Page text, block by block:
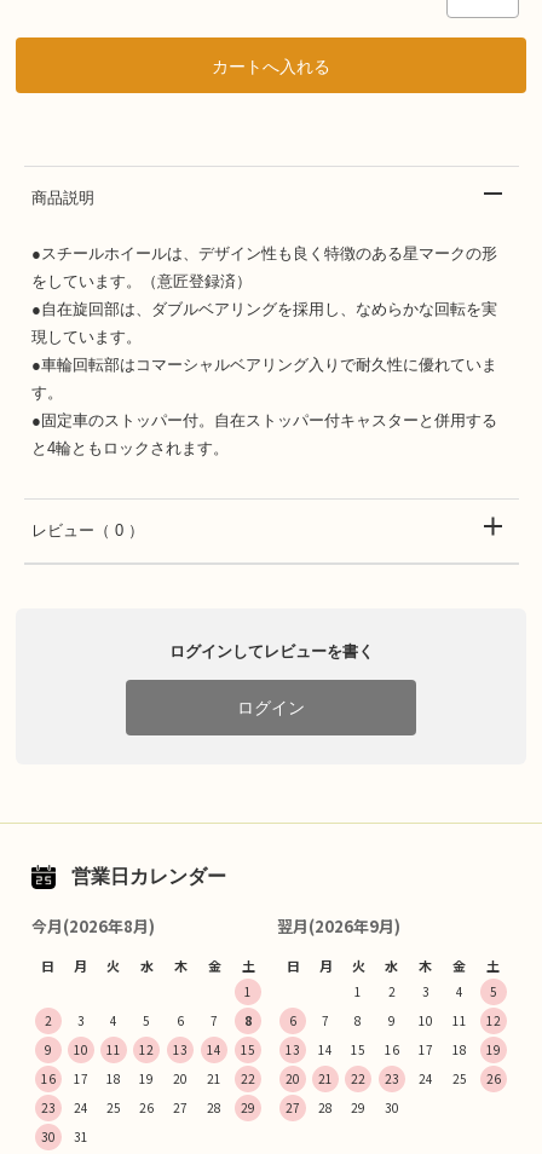
商品説明
●スチールホイールは、デザイン性も良く特徴のある星マークの形
をしています。（意匠登録済）
●自在旋回部は、ダブルベアリングを採用し、なめらかな回転を実
現しています。
●車輪回転部はコマーシャルベアリング入りで耐久性に優れていま
す。
●固定車のストッパー付。自在ストッパー付キャスターと併用する
と4輪ともロックされます。
レビュー （ 0 ）
ログインしてレビューを書く
ログイン
営業日カレンダー
今月(2026年8月)
日 月 火 水 木 金 土
1
2
3 4 5 6 7
8
9
10 11 12 13 14
15
16
17 18 19 20 21
22
23
24 25 26 27 28
29
30
31
翌月(2026年9月)
日 月 火 水 木 金 土
1 2 3 4
5
6
7 8 9 10 11
12
13
14 15 16 17 18
19
20
21 22 23 24 25
26
27
28 29 30